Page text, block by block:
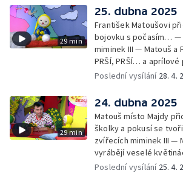
Cvoček astronautem —
rozloučení
29 min
25. dubna 2025
František Matoušovi
bojovku s počasím… —
miminek III — Matouš a
PRŠÍ, PRŠÍ… a
deštěm… — Cvoček
Poslední vysílání 28. 4.
29 min
24. dubna 2025
Matouš místo Majdy
školky a pokusí se
zvířecích miminek III —
vyrábějí veselé
skořápek z
Poslední vysílání 25. 4.